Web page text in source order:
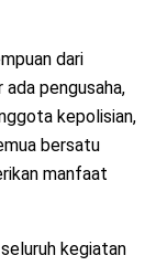
dari
ada pengusaha,
kepolisian,
bersatu
manfaat
kegiatan